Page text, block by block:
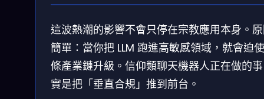
這波熱潮的影響不會只停在宗教應用本身。
簡單：當你把 LLM 跑進高敏感領域，就會迫
條產業鏈升級。信仰類聊天機器人正在做的
實是把「垂直合規」推到前台。